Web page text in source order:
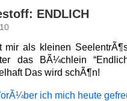
ENDLICH
mir als kleinen
das BÃ¼chlein
Das wird schÃ¶n!
ich mich heute